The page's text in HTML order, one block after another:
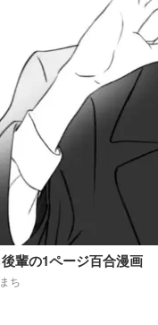
輩の1ページ百合漫画
ち